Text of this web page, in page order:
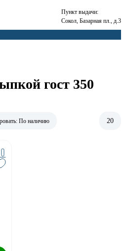
Пункт выдачи:
Сокол, Базарная пл., д.3
гост 350
По наличию 20